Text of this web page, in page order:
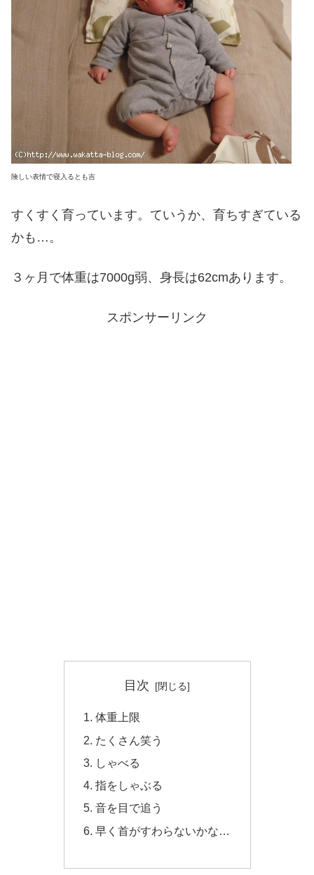
険しい表情で寝入るとも吉
すくすく育っています。ていうか、育ちすぎている
かも…。
３ヶ月で体重は7000g弱、身長は62cmあります。
スポンサーリンク
目次
体重上限
たくさん笑う
しゃべる
指をしゃぶる
音を目で追う
早く首がすわらないかな…